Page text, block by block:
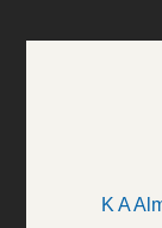
K A